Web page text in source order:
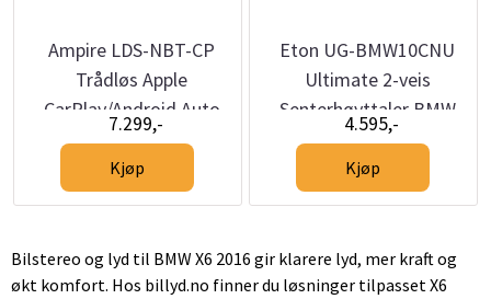
Ampire LDS-NBT-CP
Trådløs Apple
CarPlay/Android Auto
BMW m/NBT
6,5”/8,8”/10,25”
7.299,-
Kjøp
Eton UG-BMW10CNU
Ultimate 2-veis
Senterhøyttaler BMW
4.595,-
Kjøp
Bilstereo og lyd til BMW X6 2016 gir klarere lyd, mer kraft og
økt komfort. Hos billyd.no finner du løsninger tilpasset X6